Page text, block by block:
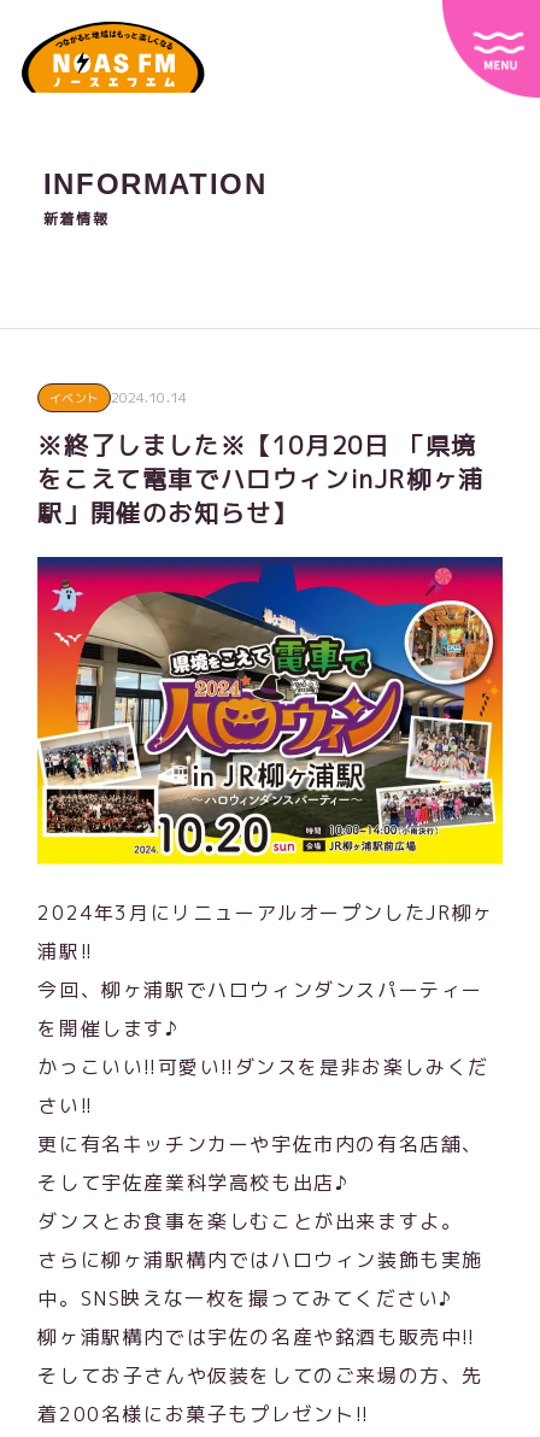
INFORMATION
新着情報
イベント 2024.10.14
※終了しました※【10月20日 「県境
をこえて電車でハロウィンinJR柳ヶ浦
駅」開催のお知らせ】
2024年3月にリニューアルオープンしたJR柳ヶ
浦駅!!
今回、柳ヶ浦駅でハロウィンダンスパーティー
を開催します♪
かっこいい!!可愛い!!ダンスを是非お楽しみくだ
さい!!
更に有名キッチンカーや宇佐市内の有名店舗、
そして宇佐産業科学高校も出店♪
ダンスとお食事を楽しむことが出来ますよ。
さらに柳ヶ浦駅構内ではハロウィン装飾も実施
中。SNS映えな一枚を撮ってみてください♪
柳ヶ浦駅構内では宇佐の名産や銘酒も販売中!!
そしてお子さんや仮装をしてのご来場の方、先
着200名様にお菓子もプレゼント!!